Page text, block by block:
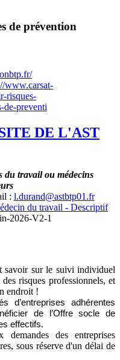
de prévention
www.carsat-
risques-
de-preventi
DE L'AST
du travail ou médecins
: l.durand@astbtp01.fr
du travail - Descriptif
savoir sur le suivi individuel
risques professionnels, et
endroit !
d’entreprises adhérentes
de l’Offre socle de
effectifs.
des entreprises
sous réserve d'un délai de